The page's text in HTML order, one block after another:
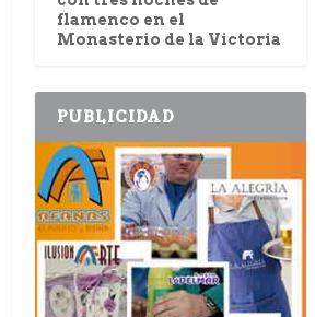
flamenco en el
Monasterio de la Victoria
PUBLICIDAD